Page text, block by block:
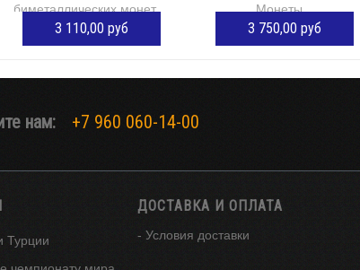
биметаллических монет,...
3 110,00 руб
Монеты...
3 750,00 руб
нам: +7 960 060-14-00
Турции
ДОСТАВКА И ОПЛАТА
- Условия доставки